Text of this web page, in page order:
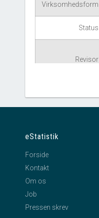
Virksomhedsform
Status
Revisor
eStatistik
Forside
Kontakt
Om os
Job
Pressen skrev